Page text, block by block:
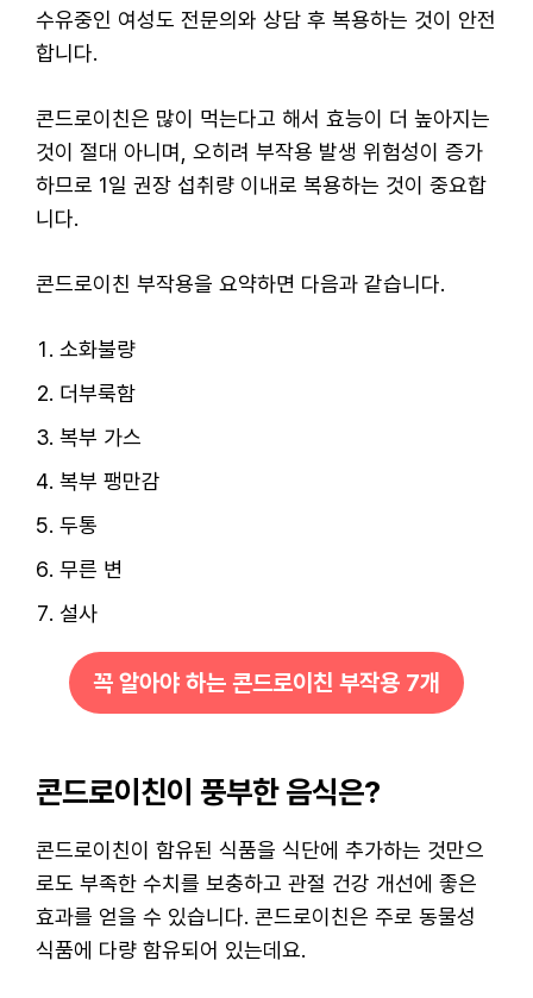
수유중인 여성도 전문의와 상담 후 복용하는 것이 안전
합니다.
콘드로이친은 많이 먹는다고 해서 효능이 더 높아지는
것이 절대 아니며, 오히려 부작용 발생 위험성이 증가
하므로 1일 권장 섭취량 이내로 복용하는 것이 중요합
니다.
콘드로이친 부작용을 요약하면 다음과 같습니다.
소화불량
더부룩함
복부 가스
복부 팽만감
두통
무른 변
설사
꼭 알아야 하는 콘드로이친 부작용 7개
콘드로이친이 풍부한 음식은?
콘드로이친이 함유된 식품을 식단에 추가하는 것만으
로도 부족한 수치를 보충하고 관절 건강 개선에 좋은
효과를 얻을 수 있습니다. 콘드로이친은 주로 동물성
식품에 다량 함유되어 있는데요.